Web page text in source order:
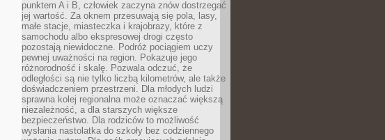
punktem A i B, człowiek zaczyna znów dostrzegać
jej wartość. Za oknem przesuwają się pola, lasy,
małe stacje, miasteczka i krajobrazy, które z
samochodu albo ekspresowej drogi często
pozostają niewidoczne. Podróż pociągiem uczy
pewnej uważności na region. Pokazuje jego
różnorodność i skalę. Pozwala odczuć, że
odległości są nie tylko liczbą kilometrów, ale także
doświadczeniem przestrzeni. Dla młodych ludzi
sprawna kolej regionalna może oznaczać większą
niezależność, a dla starszych większe
bezpieczeństwo. Dla rodziców to możliwość
wysłania nastolatka do szkoły bez codziennego